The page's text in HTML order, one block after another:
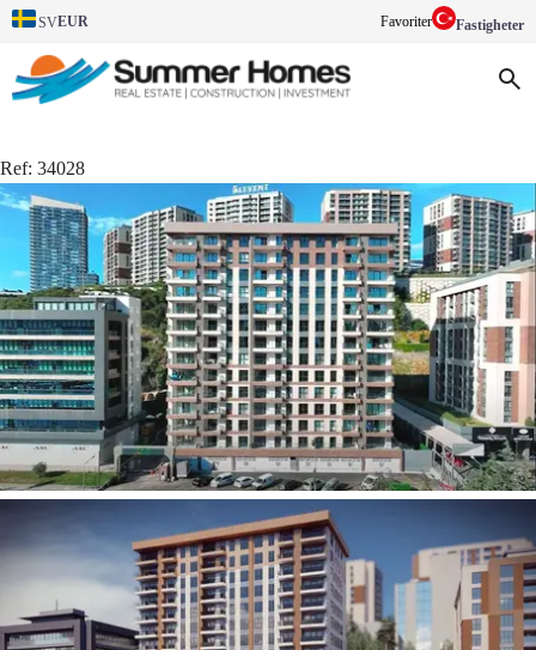
SVEUR Favoriter Fastigheter
Ref: 34028